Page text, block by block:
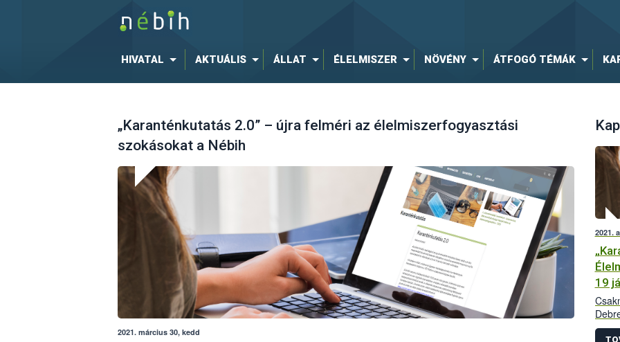
HIVATAL AKTUÁLIS ÁLLAT ÉLELMISZER NÖVÉNY ÁTFOGÓ TÉMÁK
„Karanténkutatás 2.0” – újra felméri az élelmiszerfogyasztási
szokásokat a Nébih
2021. március 30, kedd
2021.
19